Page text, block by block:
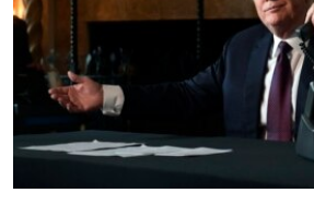
СУСПІЛЬСТВО
ЕКОНОМІКА
ІСТОРІЇ УСПІХУ УКРАЇНЦІВ
ТЕЛЕПРОГРАМИ
ЧАС-TIME
БРИФІНГ ГОЛОСУ АМЕРИКИ
СТУДІЯ ВАШИНГТОН
ENGLISH
Learning English